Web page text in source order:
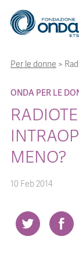
CHI SIAMO
CON CHI
STRUMENTI
PROGETTI
BOLLINI
Per le donne >
ONDA PER LE
MENO?
10 Feb 2014